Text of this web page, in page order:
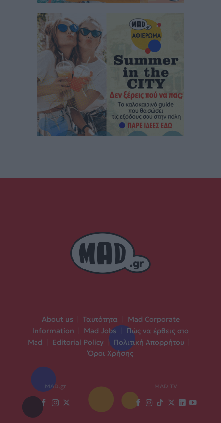
About us Ταυτότητα
Mad Corporate
Information
Mad Jobs
Πώς να έρθεις στο
Mad
Editorial Policy | Πολιτική Απορρήτου
Όροι Χρήσης
MAD.gr MAD TV